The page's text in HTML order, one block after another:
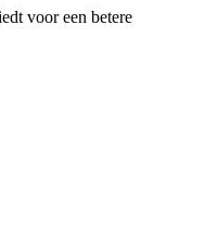
voor een betere